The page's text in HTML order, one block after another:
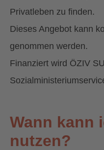
Privatleben zu finden.
Dieses Angebot kann
genommen werden.
Finanziert wird ÖZIV
Wann kann
nutzen?